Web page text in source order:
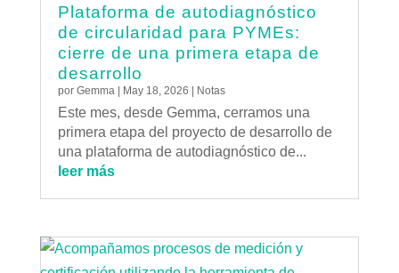
Plataforma de autodiagnóstico
de circularidad para PYMEs:
cierre de una primera etapa de
desarrollo
por Gemma| May 18, 2026 Notas
Este mes, desde Gemma, cerramos una
primera etapa del proyecto de desarrollo de
una plataforma de autodiagnóstico de...
leer más